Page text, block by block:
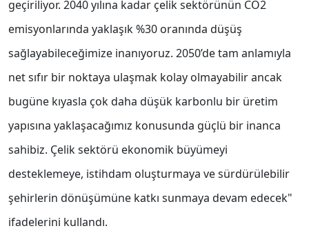
geçiriliyor. 2040 yılına kadar çelik sektörünün CO2
emisyonlarında yaklaşık %30 oranında düşüş
sağlayabileceğimize inanıyoruz. 2050’de tam anlamıyla
net sıfır bir noktaya ulaşmak kolay olmayabilir ancak
bugüne kıyasla çok daha düşük karbonlu bir üretim
yapısına yaklaşacağımız konusunda güçlü bir inanca
sahibiz. Çelik sektörü ekonomik büyümeyi
desteklemeye, istihdam oluşturmaya ve sürdürülebilir
şehirlerin dönüşümüne katkı sunmaya devam edecek"
ifadelerini kullandı.